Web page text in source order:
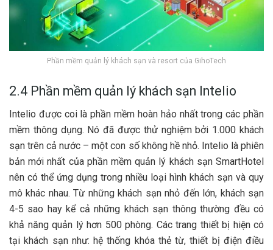
Phần mềm quản lý khách sạn và resort của GihoTech
2.4 Phần mềm quản lý khách sạn Intelio
Intelio được coi là phần mềm hoàn hảo nhất trong các phần
mềm thông dụng. Nó đã được thử nghiệm bởi 1.000 khách
sạn trên cả nước – một con số không hề nhỏ. Intelio là phiên
bản mới nhất của phần mềm quản lý khách sạn SmartHotel
nên có thể ứng dụng trong nhiều loại hình khách sạn và quy
mô khác nhau. Từ những khách sạn nhỏ đến lớn, khách sạn
4-5 sao hay kể cả những khách sạn thông thường đều có
khả năng quản lý hơn 500 phòng. Các trang thiết bị hiện có
tại khách sạn như: hệ thống khóa thẻ từ, thiết bị điện điều